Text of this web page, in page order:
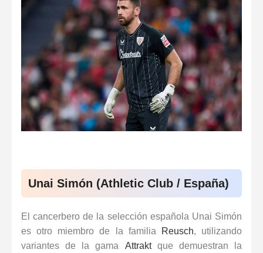
Unai Simón (Athletic Club / España)
El cancerbero de la selección española Unai Simón
es otro miembro de la familia
Reusch, utilizando
variantes de la gama Attraktque demuestran la